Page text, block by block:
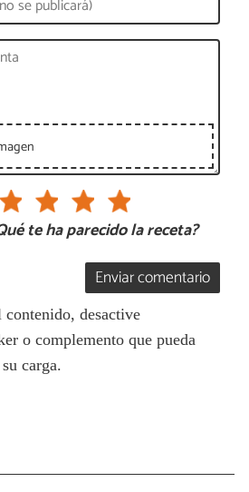
te ha parecido la receta?
Enviar comentario
desactive
o complemento que pueda
carga.